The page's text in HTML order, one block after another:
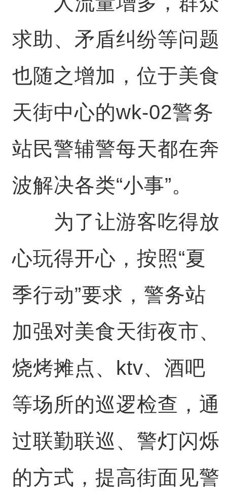
求助、矛盾纠纷等问题
也随之增加，位于美食
天街中心的wk-02警务
站民警辅警每天都在奔
波解决各类“小事”。
为了让游客吃得放
心玩得开心，按照“夏
季行动”要求，警务站
加强对美食天街夜市、
烧烤摊点、ktv、酒吧
等场所的巡逻检查，通
过联勤联巡、警灯闪烁
的方式，提高街面见警